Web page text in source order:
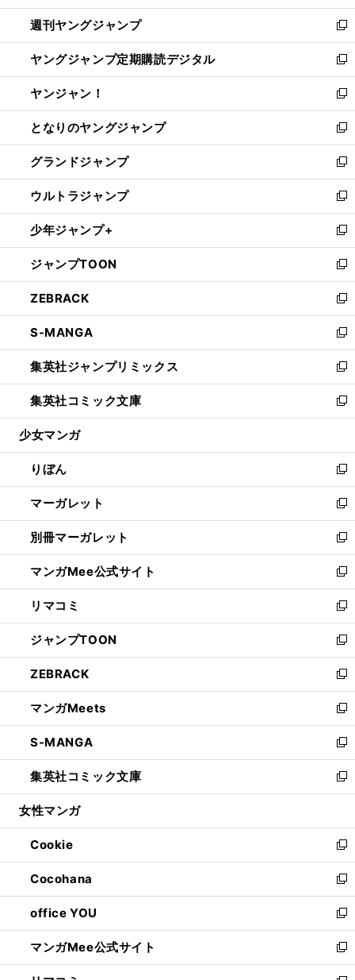
開
く
ウ
で
開
く
ン
ド
ウ
で
開
く
ウ
ィ
ン
ド
ウ
で
開
く
週刊ヤングジャンプ
新
し
い
ウ
ィ
ン
ド
ウ
で
開
く
ヤングジャンプ定期購読デジタル
新
し
い
ウ
ィ
ン
ド
ウ
で
開
く
ヤンジャン！
新
し
い
ウ
ィ
ン
ド
ウ
で
開
く
となりのヤングジャンプ
新
し
い
ウ
ィ
ン
ド
ウ
で
開
く
グランドジャンプ
新
し
い
ウ
ィ
ン
ド
ウ
で
開
く
ウルトラジャンプ
新
し
い
ウ
ィ
ン
ド
ウ
で
開
く
少年ジャンプ+
新
し
い
ウ
ィ
ン
ド
ウ
で
開
く
ジャンプTOON
新
し
い
ウ
ィ
ン
ド
ウ
で
開
ZEBRACK
新
し
い
ウ
ィ
ン
ド
ウ
開
く
S-MANGA
新
し
い
ウ
ィ
ン
ウ
で
開
く
集英社ジャンプリミックス
新
し
い
ウ
ン
ド
ウ
で
開
く
集英社コミック文庫
新
し
ウ
ィ
ン
ド
ウ
で
開
く
少女マンガ
りぼん
新
し
い
ウ
ィ
ン
ド
ウ
で
開
く
マーガレット
新
し
い
ウ
ィ
ン
ド
ウ
で
開
く
別冊マーガレット
新
し
い
ウ
ィ
ン
ド
ウ
で
開
く
マンガMee公式サイト
新
し
い
ウ
ィ
ン
ド
ウ
で
開
く
リマコミ
新
し
い
ウ
ィ
ン
ド
ウ
で
開
く
ジャンプTOON
新
し
い
ウ
ィ
ン
ド
ウ
で
開
ZEBRACK
新
し
い
ウ
ィ
ン
ド
ウ
開
く
マンガMeets
新
し
い
ウ
ィ
ン
ウ
で
開
く
S-MANGA
新
し
い
ウ
ン
ド
ウ
で
開
く
集英社コミック文庫
新
し
ウ
ィ
ン
ド
ウ
で
開
く
女性マンガ
Cookie
新
し
い
ウ
ィ
ン
ド
ウ
Cocohana
新
し
い
ウ
ィ
ン
office YOU
新
し
い
ウ
マンガMee公式サイト
新
し